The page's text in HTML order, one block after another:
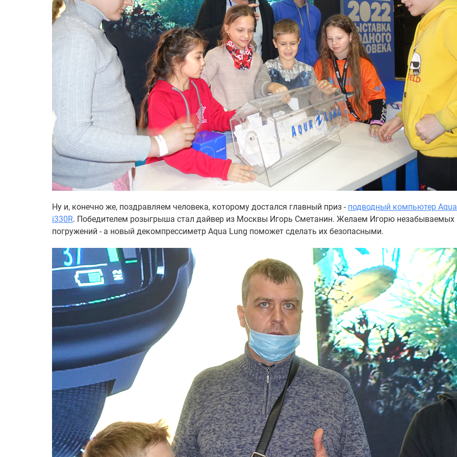
Ну и, конечно же, поздравляем человека, которому достался главный приз - подводный компьютер
i330R. Победителем розыгрыша стал дайвер из Москвы Игорь Сметанин. Желаем Игорю незабываемых
погружений - а новый декомпрессиметр Aqua Lung поможет сделать их безопасными.